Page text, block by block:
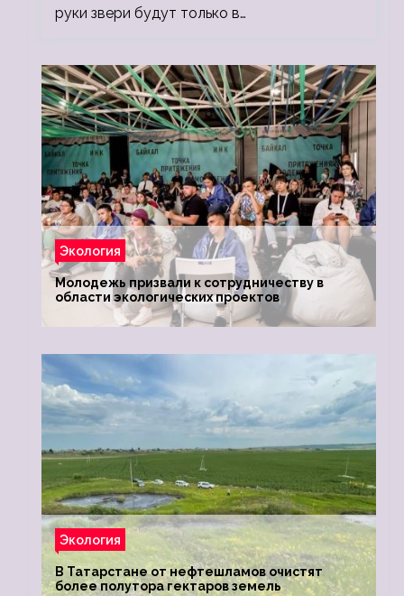
руки звери будут только в…
Экология
Молодежь призвали к сотрудничеству в
области экологических проектов
Экология
В Татарстане от нефтешламов очистят
более полутора гектаров земель